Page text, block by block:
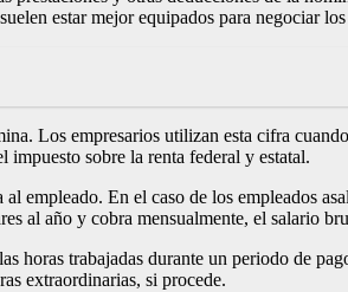
estar mejor equipados para negociar
Los empresarios utilizan esta cifra
impuesto sobre la renta federal y estatal.
empleado. En el caso de los empleados
al año y cobra mensualmente, el salario
trabajadas durante un periodo de
extraordinarias, si procede.